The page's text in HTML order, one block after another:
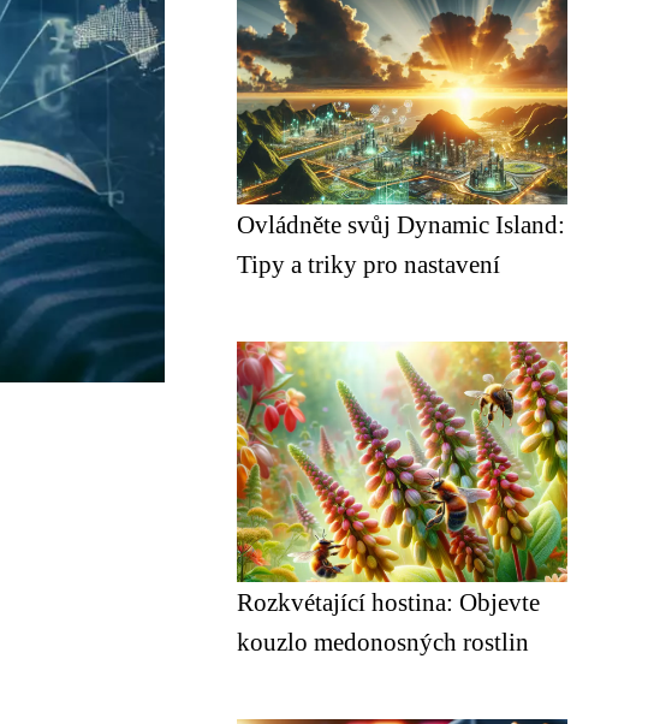
Ovládněte svůj Dynamic Island:
Tipy a triky pro nastavení
Rozkvétající hostina: Objevte
kouzlo medonosných rostlin